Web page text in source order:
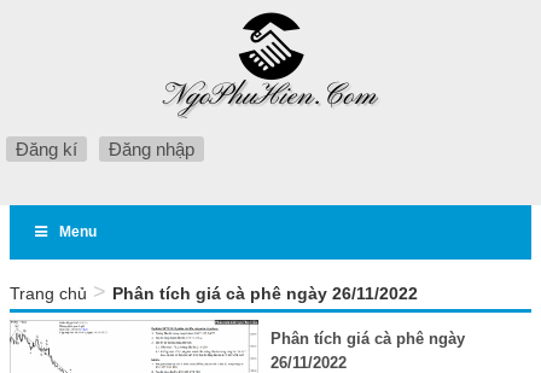
Đăng kí Đăng nhập
Menu
Trang chủ > Phân tích giá cà phê ngày 26/11/2022
Phân tích giá cà phê ngày
26/11/2022